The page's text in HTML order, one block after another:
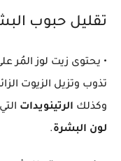
تقليل حبوب
• يحتوى زيت لوز المُر
تذوب وتزيل الزيوت
وكذلك الرتينويدات التي
لون البشرة.